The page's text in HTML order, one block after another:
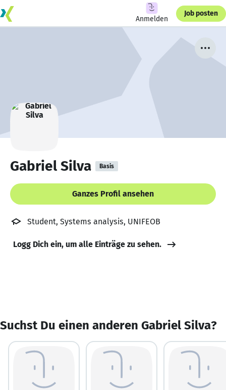
Anmelden
Job posten
Gabriel Silva Basis
Ganzes Profil ansehen
Student, Systems analysis, UNIFEOB
Logg Dich ein, um alle Einträge zu sehen.
Suchst Du einen anderen Gabriel Silva?